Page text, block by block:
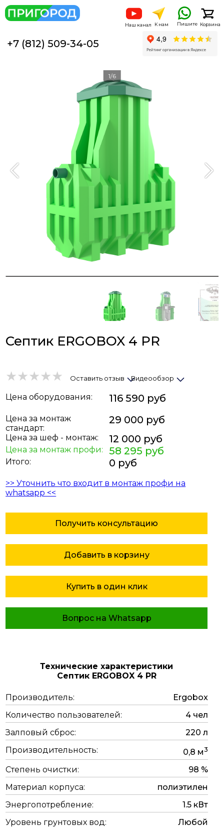
Наш канал К нам Пишите Корзина
+7 (812) 509-34-05
1/6
Септик ERGOBOX 4 PR
Оставить отзыв Видеообзор
Ценаоборудования: 116 590 руб
Цена за монтаж
стандарт:
29 000 руб
Цена за шеф - монтаж: 12 000 руб
Цена за монтаж профи: 58 295 руб
Итого: 0 руб
>> Уточнить что входит в монтаж профи на
whatsapp <<
Получить консультацию
Добавить в корзину
Купить в один клик
Вопрос на Whatsapp
Технические характеристики
Септик ERGOBOX 4 PR
Производитель:
Ergobox
Количество пользователей:
4 чел
Залповый сброс:
220 л
Производительность:
0,8 м3
Степень очистки:
98 %
Материал корпуса:
полиэтилен
Энергопотребление:
1.5 кВт
Уровень грунтовых вод:
Любой